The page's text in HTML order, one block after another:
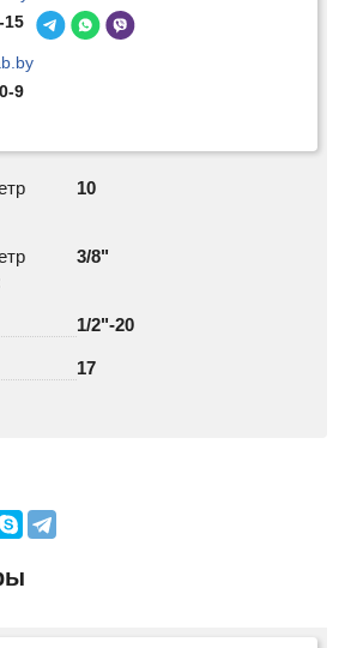
15
9
10
3/8"
1/2"-20
17